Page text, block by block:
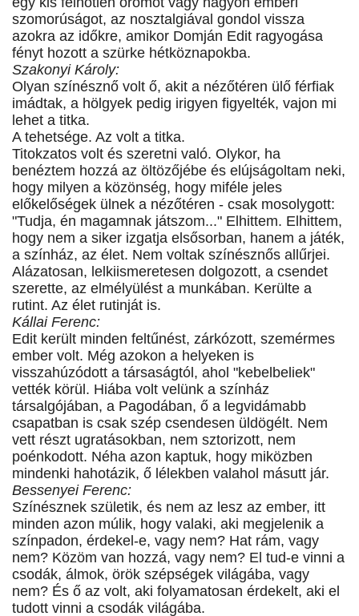
szomorúságot, az nosztalgiával gondol vissza
azokra az időkre, amikor Domján Edit ragyogása
fényt hozott a szürke hétköznapokba.
Szakonyi Károly:
Olyan színésznő volt ő, akit a nézőtéren ülő férfiak
imádtak, a hölgyek pedig irigyen figyelték, vajon mi
lehet a titka.
A tehetsége. Az volt a titka.
Titokzatos volt és szeretni való. Olykor, ha
benéztem hozzá az öltözőjébe és elújságoltam neki,
hogy milyen a közönség, hogy miféle jeles
előkelőségek ülnek a nézőtéren - csak mosolygott:
"Tudja, én magamnak játszom..." Elhittem. Elhittem,
hogy nem a siker izgatja elsősorban, hanem a játék,
a színház, az élet. Nem voltak színésznős allűrjei.
Alázatosan, lelkiismeretesen dolgozott, a csendet
szerette, az elmélyülést a munkában. Kerülte a
rutint. Az élet rutinját is.
Kállai Ferenc:
Edit került minden feltűnést, zárkózott, szemérmes
ember volt. Még azokon a helyeken is
visszahúzódott a társaságtól, ahol "kebelbeliek"
vették körül. Hiába volt velünk a színház
társalgójában, a Pagodában, ő a legvidámabb
csapatban is csak szép csendesen üldögélt. Nem
vett részt ugratásokban, nem sztorizott, nem
poénkodott. Néha azon kaptuk, hogy miközben
mindenki hahotázik, ő lélekben valahol másutt jár.
Bessenyei Ferenc:
Színésznek születik, és nem az lesz az ember, itt
minden azon múlik, hogy valaki, aki megjelenik a
színpadon, érdekel-e, vagy nem? Hat rám, vagy
nem? Közöm van hozzá, vagy nem? El tud-e vinni a
csodák, álmok, örök szépségek világába, vagy
nem? És ő az volt, aki folyamatosan érdekelt, aki el
tudott vinni a csodák világába.